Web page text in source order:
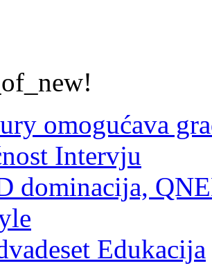
omogućava
Intervju
dominacija,
Edukacija